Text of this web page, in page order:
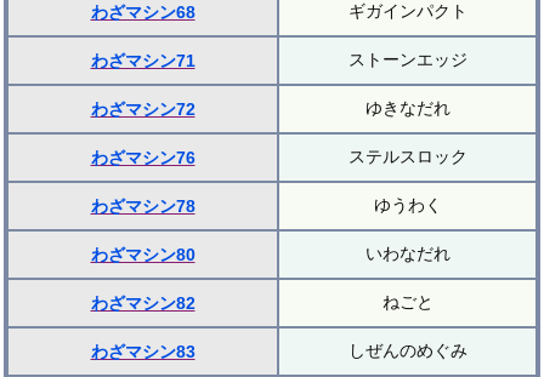
わざマシン68 ギガインパクト
わざマシン71 ストーンエッジ
わざマシン72 ゆきなだれ
わざマシン76 ステルスロック
わざマシン78 ゆうわく
わざマシン80 いわなだれ
わざマシン82 ねごと
わざマシン83 しぜんのめぐみ